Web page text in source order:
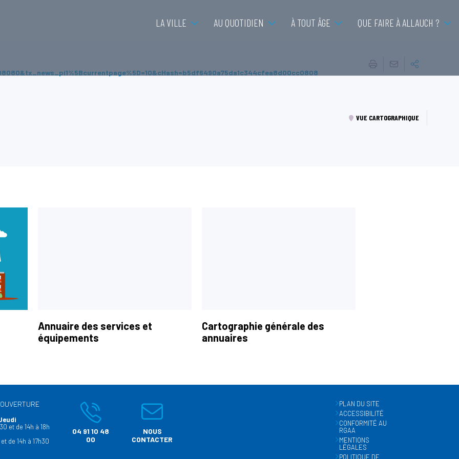
LA VILLE AU QUOTIDIEN À TOUT ÂGE QUE FAIRE À ALLAUCH ?
VUE CARTOGRAPHIQUE
Annuaire des services et
équipements
Cartographie générale des
annuaires
et de 14h à 18h
de 14h à 17h30
04 91 10 48
00
NOUS
CONTACTER
PLAN DU SITE
ACCESSIBILITÉ
CONFORMITÉ AU
RGAA
MENTIONS
LÉGALES
POLITIQUE DE